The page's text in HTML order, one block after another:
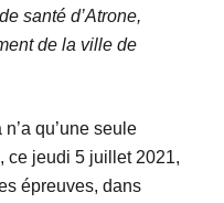
santé d’Atrone,
de la ville de
qu’une seule
ce jeudi 5 juillet 2021,
épreuves, dans